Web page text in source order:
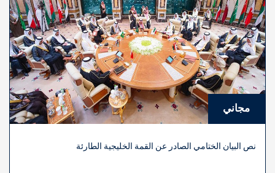
مجاني
نص البيان الختامي الصادر عن القمة الخليجية الطارئة